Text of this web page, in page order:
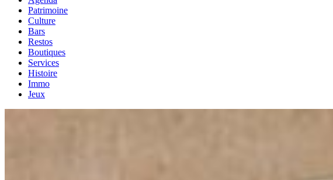
Patrimoine
Culture
Bars
Restos
Boutiques
Services
Histoire
Immo
Jeux